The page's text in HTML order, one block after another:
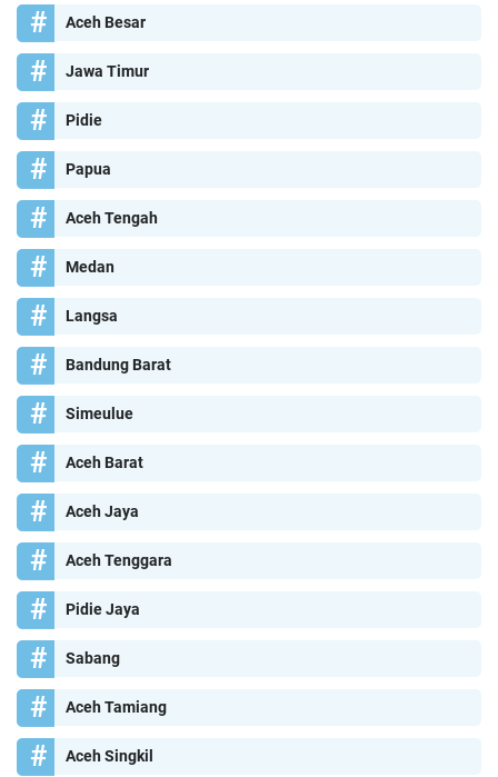
Aceh Besar
Jawa Timur
Pidie
Papua
Aceh Tengah
Medan
Langsa
Bandung Barat
Simeulue
Aceh Barat
Aceh Jaya
Aceh Tenggara
Pidie Jaya
Sabang
Aceh Tamiang
Aceh Singkil